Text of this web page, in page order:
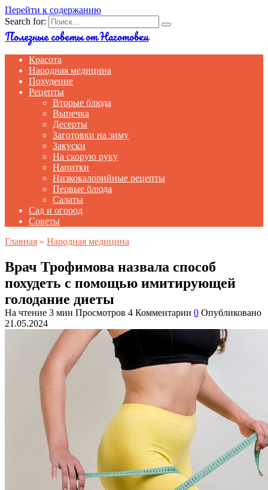
Перейти к содержанию
Search for:
Полезные советы от Наготовки
Красота
Народная медицина
Похудение
Рецепты
Вторые блюда
Выпечка
Десерты
Заготовки на зиму
Закуски
На скорую руку
Напитки
Низкокалорийные рецепты
Первые блюда
Салаты
Сад и огород
Советы
Главная » Народная медицина
Врач Трофимова назвала способ
похудеть с помощью имитирующей
голодание диеты
На чтение 3 мин Просмотров 4 Комментарии 0 Опубликовано
21.05.2024